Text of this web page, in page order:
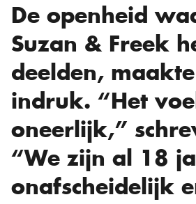
De openheid
Suzan & Freek
deelden,
indruk. “Het
oneerlijk,”
“We zijn al 18
onafscheidelijk